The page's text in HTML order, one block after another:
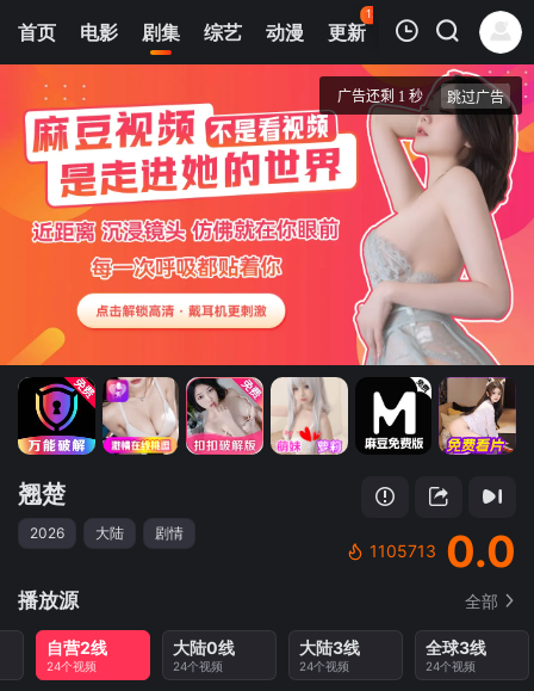
首页 电影 剧集 综艺 动漫 更新
121
热榜 APP
5
翘楚
清空
翘楚
2026 大陆 剧情
1105713 0.0
播放源 全部
自营2线
24个视频
大陆0线
24个视频
大陆3线
24个视频
全球3线
24个视频